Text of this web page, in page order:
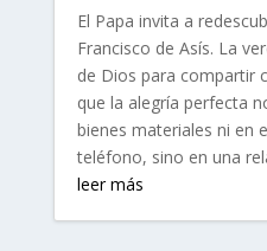
El Papa invita a
Francisco de Asís. La
de Dios para compartir
que la alegría perfecta
bienes materiales ni en
teléfono, sino en una
leer más